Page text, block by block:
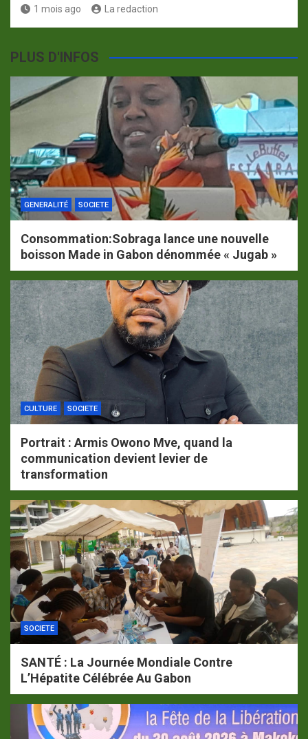
1 mois ago La redaction
PLUS D'INFOS
GENERALITÉ SOCIETE
Consommation:Sobraga lance une nouvelle
boisson Made in Gabon dénommée « Jugab »
CULTURE SOCIETE
Portrait : Armis Owono Mve, quand la
communication devient levier de
transformation
SOCIETE
SANTÉ : La Journée Mondiale Contre
L’Hépatite Célébrée Au Gabon